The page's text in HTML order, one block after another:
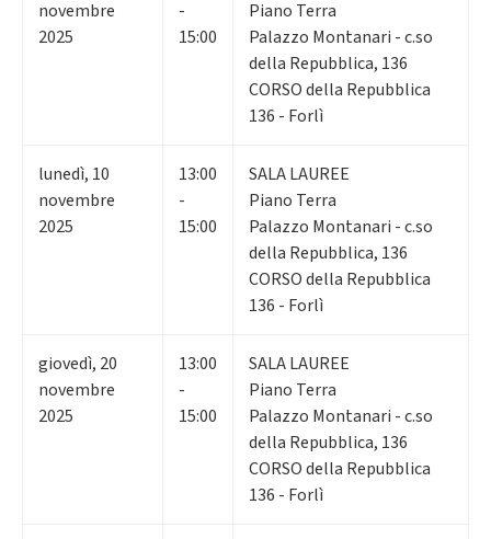
novembre
2025
-
15:00
Piano Terra
Palazzo Montanari - c.so
della Repubblica, 136
CORSO della Repubblica
136 - Forlì
lunedì, 10
novembre
2025
13:00
-
15:00
SALA LAUREE
Piano Terra
Palazzo Montanari - c.so
della Repubblica, 136
CORSO della Repubblica
136 - Forlì
giovedì, 20
novembre
2025
13:00
-
15:00
SALA LAUREE
Piano Terra
Palazzo Montanari - c.so
della Repubblica, 136
CORSO della Repubblica
136 - Forlì